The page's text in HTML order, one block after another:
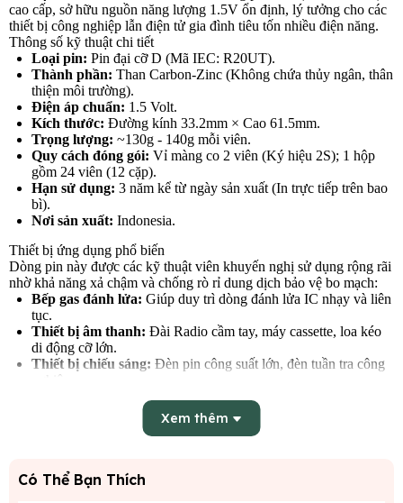
cao cấp, sở hữu nguồn năng lượng 1.5V ổn định, lý tưởng cho các
thiết bị công nghiệp lẫn điện tử gia đình tiêu tốn nhiều điện năng.
Thông số kỹ thuật chi tiết
Loại pin: Pin đại cỡ D (Mã IEC: R20UT).
Thành phần: Than Carbon-Zinc (Không chứa thủy ngân, thân
thiện môi trường).
Điện áp chuẩn: 1.5 Volt.
Kích thước: Đường kính 33.2mm × Cao 61.5mm.
Trọng lượng: ~130g - 140g mỗi viên.
Quy cách đóng gói: Vỉ màng co 2 viên (Ký hiệu 2S); 1 hộp
gồm 24 viên (12 cặp).
Hạn sử dụng: 3 năm kể từ ngày sản xuất (In trực tiếp trên bao
bì).
Nơi sản xuất: Indonesia.
Thiết bị ứng dụng phổ biến
Dòng pin này được các kỹ thuật viên khuyến nghị sử dụng rộng rãi
nhờ khả năng xả chậm và chống rò rỉ dung dịch bảo vệ bo mạch:
Bếp gas đánh lửa: Giúp duy trì dòng đánh lửa IC nhạy và liên
tục.
Thiết bị âm thanh: Đài Radio cầm tay, máy cassette, loa kéo
di động cỡ lớn.
Thiết bị chiếu sáng: Đèn pin công suất lớn, đèn tuần tra công
nghiệp.
Xem thêm
Có Thể Bạn Thích